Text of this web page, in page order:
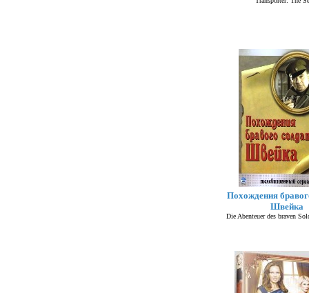
Похождения
Швейка
Die Abenteuer des braven